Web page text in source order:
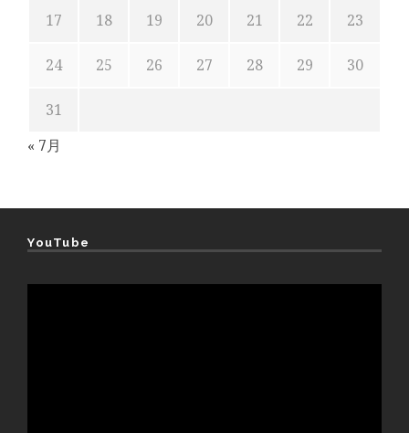
17 18 19 20 21 22 23
24 25 26 27 28 29 30
31
« 7月
YouTube